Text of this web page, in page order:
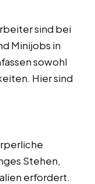
sind bei
Minijobs in
sowohl
Hier sind
Stehen,
erfordert.